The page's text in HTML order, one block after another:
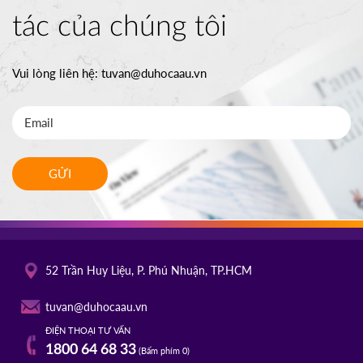
tác của chúng tôi
Vui lòng liên hệ:tuvan@duhocaau.vn
GỬI
52 Trần Huy Liệu, P. Phú Nhuận, TP.HCM
tuvan@duhocaau.vn
ĐIỆN THOẠI TƯ VẤN
1800 64 68 33(Bấm phím 0)